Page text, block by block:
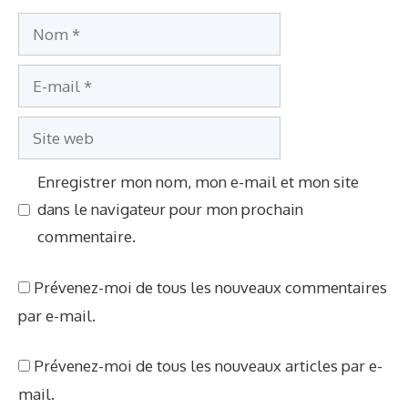
o
-
a
l
i
e
b
Enregistrer mon nom, mon e-mail et mon site
dans le navigateur pour mon prochain
commentaire.
Prévenez-moi de tous les nouveaux commentaires
par e-mail.
Prévenez-moi de tous les nouveaux articles par e-
mail.